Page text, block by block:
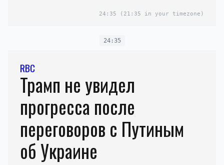
24:35 (21:35 in your timezone)
24:35
RBC
Трамп не увидел
прогресса после
переговоров с Путиным
об Украине